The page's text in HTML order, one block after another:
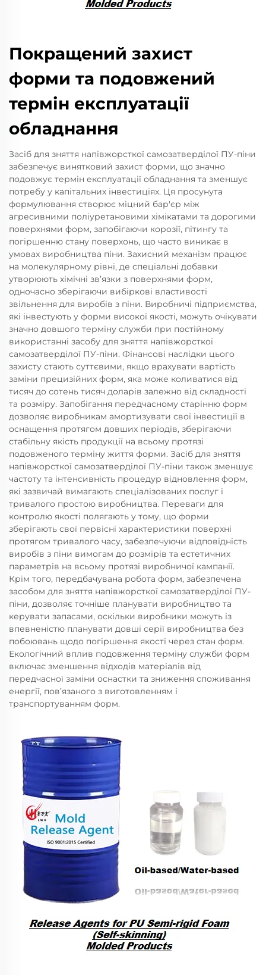
Покращений захист
форми та подовжений
термін експлуатації
обладнання
Засіб для зняття напівжорсткої самозатверділої ПУ-піни
забезпечує винятковий захист форми, що значно
подовжує термін експлуатації обладнання та зменшує
потребу у капітальних інвестиціях. Ця просунута
формулювання створює міцний бар'єр між
агресивними поліуретановими хімікатами та дорогими
поверхнями форм, запобігаючи корозії, пітингу та
погіршенню стану поверхонь, що часто виникає в
умовах виробництва піни. Захисний механізм працює
на молекулярному рівні, де спеціальні добавки
утворюють хімічні зв’язки з поверхнями форм,
одночасно зберігаючи вибіркові властивості
звільнення для виробів з піни. Виробничі підприємства,
які інвестують у форми високої якості, можуть очікувати
значно довшого терміну служби при постійному
використанні засобу для зняття напівжорсткої
самозатверділої ПУ-піни. Фінансові наслідки цього
захисту стають суттєвими, якщо врахувати вартість
заміни прецизійних форм, яка може коливатися від
тисяч до сотень тисяч доларів залежно від складності
та розміру. Запобігання передчасному старінню форм
дозволяє виробникам амортизувати свої інвестиції в
оснащення протягом довших періодів, зберігаючи
стабільну якість продукції на всьому протязі
подовженого терміну життя форми. Засіб для зняття
напівжорсткої самозатверділої ПУ-піни також зменшує
частоту та інтенсивність процедур відновлення форм,
які зазвичай вимагають спеціалізованих послуг і
тривалого простою виробництва. Переваги для
контролю якості полягають у тому, що форми
зберігають свої первісні характеристики поверхні
протягом тривалого часу, забезпечуючи відповідність
виробів з піни вимогам до розмірів та естетичних
параметрів на всьому протязі виробничої кампанії.
Крім того, передбачувана робота форм, забезпечена
засобом для зняття напівжорсткої самозатверділої ПУ-
піни, дозволяє точніше планувати виробництво та
керувати запасами, оскільки виробники можуть із
впевненістю планувати довші серії виробництва без
побоювань щодо погіршення якості через стан форм.
Екологічний вплив подовження терміну служби форм
включає зменшення відходів матеріалів від
передчасної заміни оснастки та зниження споживання
енергії, пов’язаного з виготовленням і
транспортуванням форм.